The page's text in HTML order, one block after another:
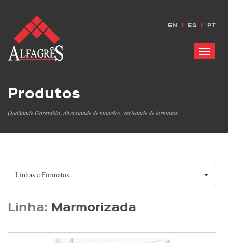
Menu
EN ES PT
Produtos
Qualidade Garantida, diversidade de modelos, variedade de formatos.
Linhas e Formatos
Linha: Marmorizada